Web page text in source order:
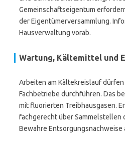
Gemeinschaftseigentum
der Eigentümerversammlung.
Hausverwaltung vorab.
Wartung, Kältemittel und
Arbeiten am Kältekreislauf
Fachbetriebe durchführen. Das
mit fluorierten Treibhausgasen.
fachgerecht über Sammelstellen
Bewahre Entsorgungsnachweise